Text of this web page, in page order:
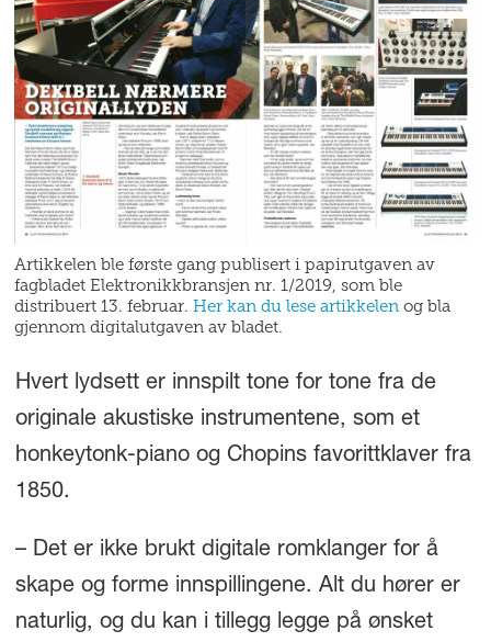
Artikkelen ble første gang publisert i papirutgaven av
fagbladet Elektronikkbransjen nr. 1/2019, som ble
distribuert 13. februar.Her kan du lese artikkelen og bla
gjennom digitalutgaven av bladet.
Hvert lydsett er innspilt tone for tone fra de
originale akustiske instrumentene, som et
honkeytonk-piano og Chopins favorittklaver fra
1850.
– Det er ikke brukt digitale romklanger for å
skape og forme innspillingene. Alt du hører er
naturlig, og du kan i tillegg legge på ønsket